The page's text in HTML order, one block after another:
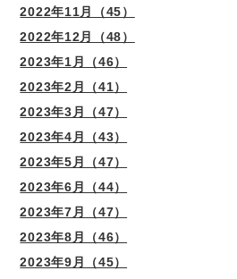
2022年11月（45）
2022年12月（48）
2023年1月（46）
2023年2月（41）
2023年3月（47）
2023年4月（43）
2023年5月（47）
2023年6月（44）
2023年7月（47）
2023年8月（46）
2023年9月（45）